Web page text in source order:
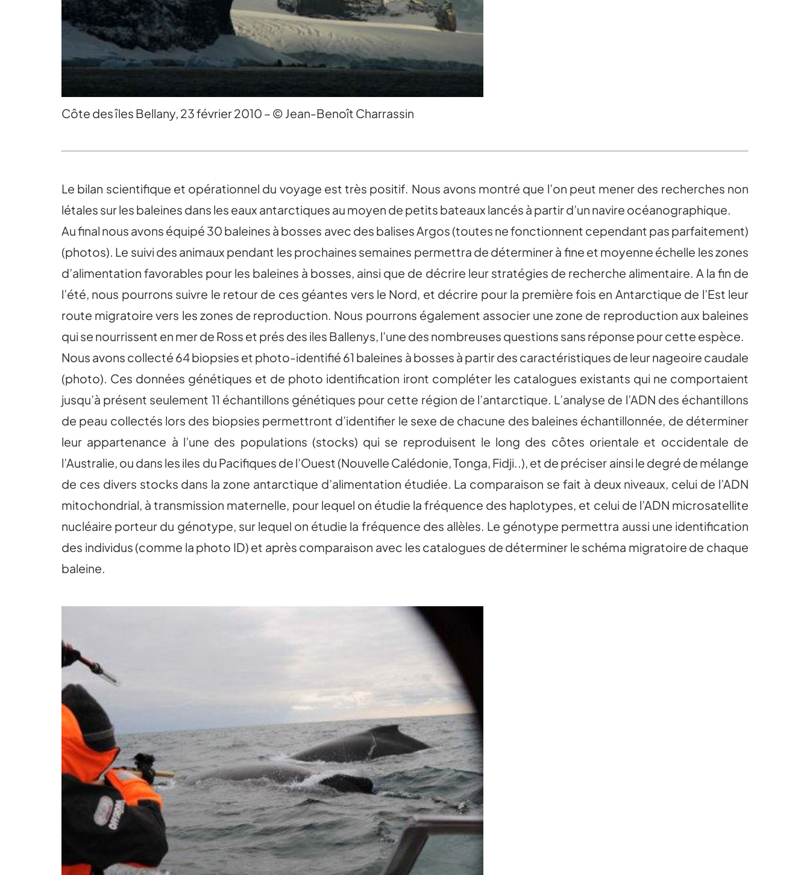
Côte des îles Bellany, 23 février 2010 – © Jean-Benoît Charrassin
Le bilan scientifique et opérationnel du voyage est très positif. Nous avons montré que l’on peut mener des recherches non
létales sur les baleines dans les eaux antarctiques au moyen de petits bateaux lancés à partir d’un navire océanographique.
Au final nous avons équipé 30 baleines à bosses avec des balises Argos (toutes ne fonctionnent cependant pas parfaitement)
(photos). Le suivi des animaux pendant les prochaines semaines permettra de déterminer à fine et moyenne échelle les zones
d’alimentation favorables pour les baleines à bosses, ainsi que de décrire leur stratégies de recherche alimentaire. A la fin de
l’été, nous pourrons suivre le retour de ces géantes vers le Nord, et décrire pour la première fois en Antarctique de l’Est leur
route migratoire vers les zones de reproduction. Nous pourrons également associer une zone de reproduction aux baleines
qui se nourrissent en mer de Ross et prés des iles Ballenys, l’une des nombreuses questions sans réponse pour cette espèce.
Nous avons collecté 64 biopsies et photo-identifié 61 baleines à bosses à partir des caractéristiques de leur nageoire caudale
(photo). Ces données génétiques et de photo identification iront compléter les catalogues existants qui ne comportaient
jusqu’à présent seulement 11 échantillons génétiques pour cette région de l’antarctique. L’analyse de l’ADN des échantillons
de peau collectés lors des biopsies permettront d’identifier le sexe de chacune des baleines échantillonnée, de déterminer
leur appartenance à l’une des populations (stocks) qui se reproduisent le long des côtes orientale et occidentale de
l’Australie, ou dans les iles du Pacifiques de l’Ouest (Nouvelle Calédonie, Tonga, Fidji..), et de préciser ainsi le degré de mélange
de ces divers stocks dans la zone antarctique d’alimentation étudiée. La comparaison se fait à deux niveaux, celui de l’ADN
mitochondrial, à transmission maternelle, pour lequel on étudie la fréquence des haplotypes, et celui de l’ADN microsatellite
nucléaire porteur du génotype, sur lequel on étudie la fréquence des allèles. Le génotype permettra aussi une identification
des individus (comme la photo ID) et après comparaison avec les catalogues de déterminer le schéma migratoire de chaque
baleine.